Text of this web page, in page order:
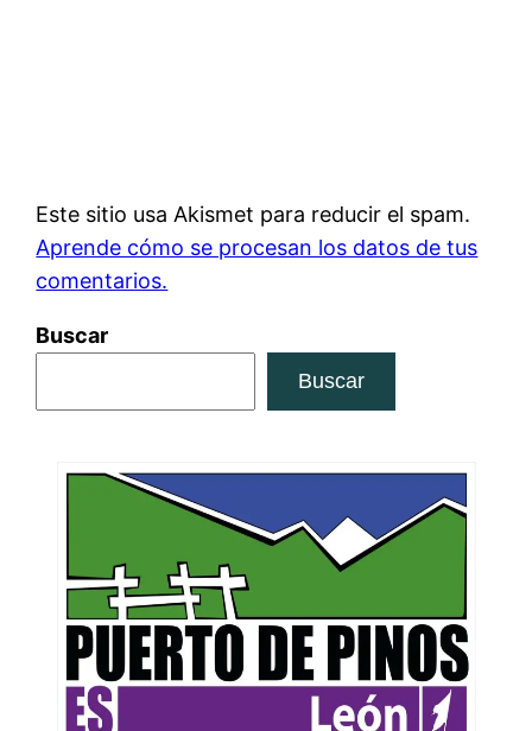
Este sitio usa Akismet para reducir el spam.
Aprende cómo se procesan los datos de tus
comentarios.
Buscar
Buscar